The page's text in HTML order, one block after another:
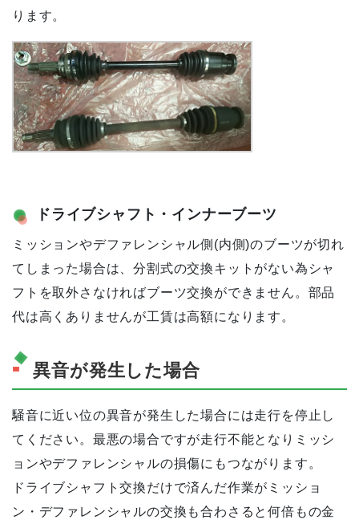
ります。
ドライブシャフト・インナーブーツ
ミッションやデファレンシャル側(内側)のブーツが切れ
てしまった場合は、分割式の交換キットがない為シャ
フトを取外さなければブーツ交換ができません。部品
代は高くありませんが工賃は高額になります。
異音が発生した場合
騒音に近い位の異音が発生した場合には走行を停止し
てください。最悪の場合ですが走行不能となりミッシ
ョンやデファレンシャルの損傷にもつながります。
ドライブシャフト交換だけで済んだ作業がミッショ
ン・デファレンシャルの交換も合わさると何倍もの金